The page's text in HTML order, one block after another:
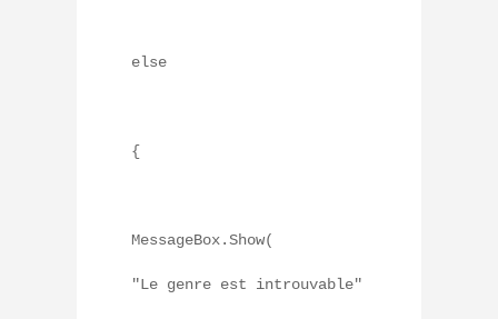
else
{
MessageBox.Show(
"Le genre est introuvable"